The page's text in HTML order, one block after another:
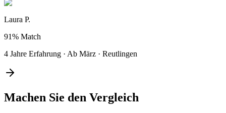
Laura P.
91% Match
4 Jahre Erfahrung · Ab März · Reutlingen
Machen Sie den Vergleich